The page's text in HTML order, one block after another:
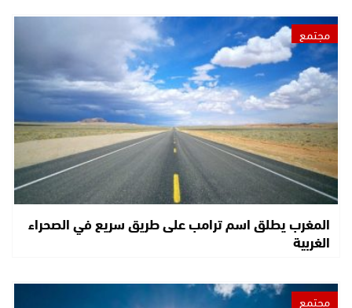
مجتمع
المغرب يطلق اسم ترامب على طريق سريع في الصحراء
الغربية
مجتمع